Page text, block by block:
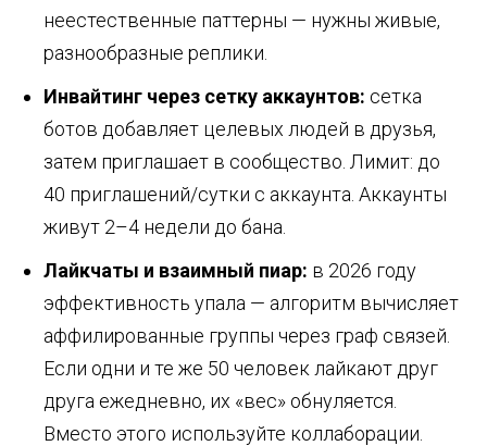
неестественные паттерны — нужны живые,
разнообразные реплики.
Инвайтинг через сетку аккаунтов: сетка
ботов добавляет целевых людей в друзья,
затем приглашает в сообщество. Лимит: до
40 приглашений/сутки с аккаунта. Аккаунты
живут 2–4 недели до бана.
Лайкчаты и взаимный пиар: в 2026 году
эффективность упала — алгоритм вычисляет
аффилированные группы через граф связей.
Если одни и те же 50 человек лайкают друг
друга ежедневно, их «вес» обнуляется.
Вместо этого используйте коллаборации.